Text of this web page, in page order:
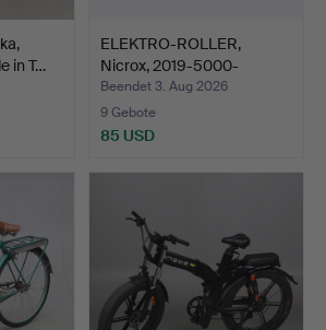
in T…
ELEKTRO-ROLLER,
Nicrox, 2019-5000-
BG81623-…
Beendet 3. Aug 2026
9 Gebote
85 USD